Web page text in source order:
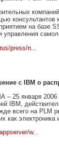
на базе
press/n...
с IBM о
25 января 2006
IBM,
всего на PLM
как
w...